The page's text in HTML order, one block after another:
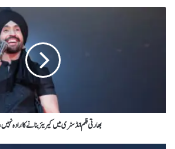
بھارتی فلم انڈسٹری میں کیریئر بنانے کا ارادہ